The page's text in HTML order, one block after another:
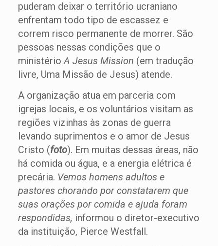
puderam deixar o território ucraniano
enfrentam todo tipo de escassez e
correm risco permanente de morrer. São
pessoas nessas condições que o
ministérioA Jesus Mission (em tradução
livre, Uma Missão de Jesus) atende.
A organização atua em parceria com
igrejas locais, e os voluntários visitam as
regiões vizinhas às zonas de guerra
levando suprimentos e o amor de Jesus
Cristo (foto). Em muitas dessas áreas, não
há comida ou água, e a energia elétrica é
precária. Vemos homens adultos e
pastores chorando por constatarem que
suas orações por comida e ajuda foram
respondidas, informou o diretor-executivo
da instituição, Pierce Westfall.